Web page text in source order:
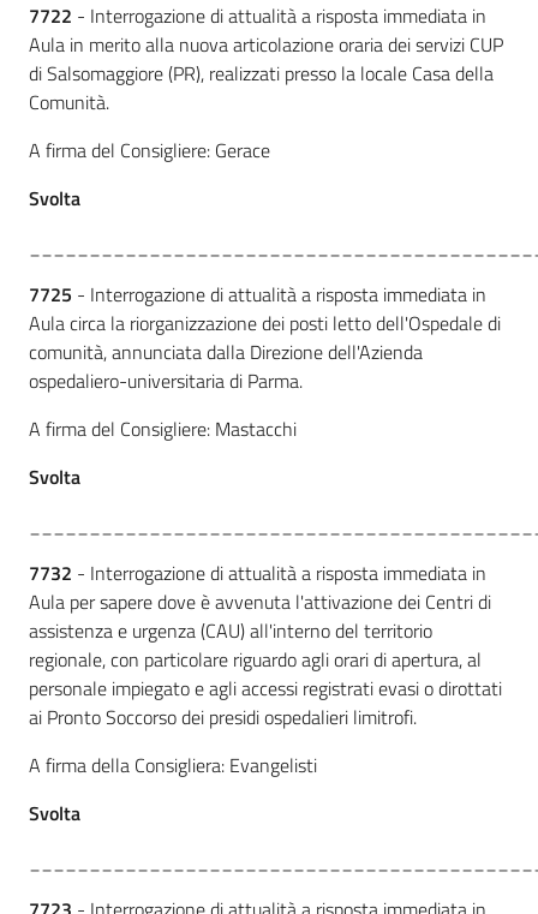
7722 - Interrogazione di attualità a risposta immediata in
Aula in merito alla nuova articolazione oraria dei servizi CUP
di Salsomaggiore (PR), realizzati presso la locale Casa della
Comunità.
A firma del Consigliere: Gerace
Svolta
7725 - Interrogazione di attualità a risposta immediata in
Aula circa la riorganizzazione dei posti letto dell'Ospedale di
comunità, annunciata dalla Direzione dell'Azienda
ospedaliero-universitaria di Parma.
A firma del Consigliere: Mastacchi
Svolta
7732 - Interrogazione di attualità a risposta immediata in
Aula per sapere dove è avvenuta l'attivazione dei Centri di
assistenza e urgenza (CAU) all'interno del territorio
regionale, con particolare riguardo agli orari di apertura, al
personale impiegato e agli accessi registrati evasi o dirottati
ai Pronto Soccorso dei presidi ospedalieri limitrofi.
A firma della Consigliera: Evangelisti
Svolta